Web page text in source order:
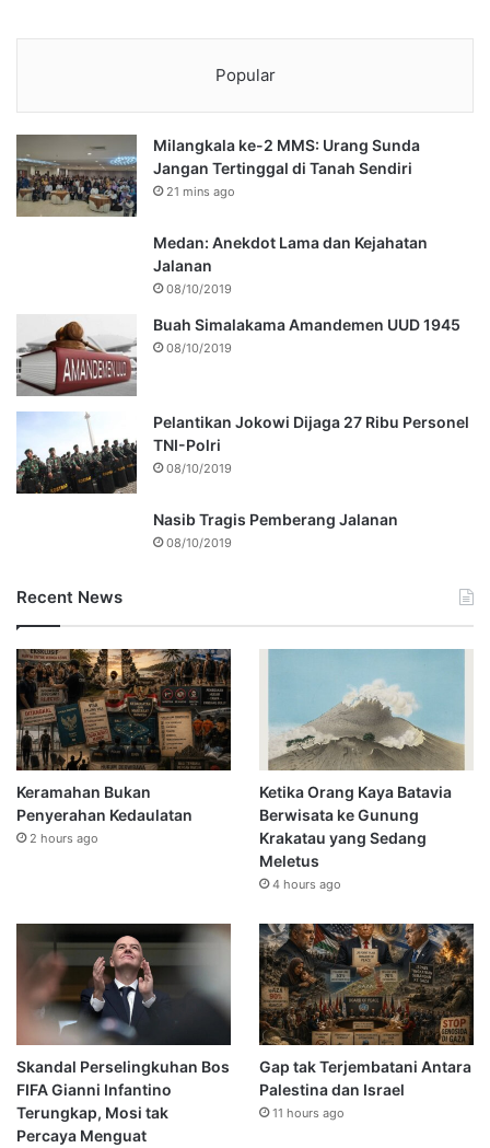
Popular
Milangkala ke-2 MMS: Urang Sunda
Jangan Tertinggal di Tanah Sendiri
21 mins ago
Medan: Anekdot Lama dan Kejahatan
Jalanan
08/10/2019
Buah Simalakama Amandemen UUD 1945
08/10/2019
Pelantikan Jokowi Dijaga 27 Ribu Personel
TNI-Polri
08/10/2019
Nasib Tragis Pemberang Jalanan
08/10/2019
Recent News
Keramahan Bukan
Penyerahan Kedaulatan
2 hours ago
Ketika Orang Kaya Batavia
Berwisata ke Gunung
Krakatau yang Sedang
Meletus
4 hours ago
Skandal Perselingkuhan Bos
FIFA Gianni Infantino
Terungkap, Mosi tak
Percaya Menguat
Gap tak Terjembatani Antara
Palestina dan Israel
11 hours ago